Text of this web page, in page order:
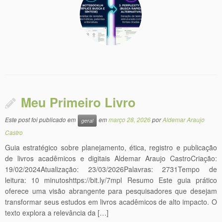
Meu Primeiro Livro
Este post foi publicado em geral emmarço 28, 2026porAldemar Araujo
Castro
Guia estratégico sobre planejamento, ética, registro e publicação
de livros acadêmicos e digitais Aldemar Araujo CastroCriação:
19/02/2024Atualização: 23/03/2026Palavras: 2731Tempo de
leitura: 10 minutoshttps://bit.ly/7mpl Resumo Este guia prático
oferece uma visão abrangente para pesquisadores que desejam
transformar seus estudos em livros acadêmicos de alto impacto. O
texto explora a relevância da […]